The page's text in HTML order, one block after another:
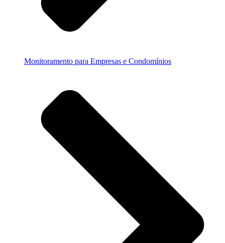
Monitoramento para Empresas e Condomínios